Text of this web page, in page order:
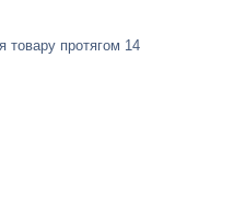
товару протягом 14